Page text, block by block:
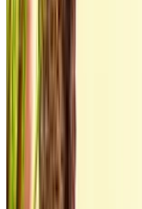
Huren en zelf rijden
Marokko. Diverse
zijn te huur. Hieronder
leveranciers. Betaal
Ophalen bij filiaal is
Voor beschikbaarheid
luchthaven op de door
bij de leverancier.
WhatsApp of vraag
Welkom bij